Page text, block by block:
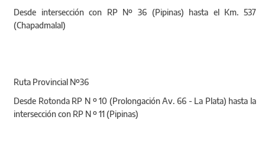
Desde intersección con RP Nº 36 (Pipinas) hasta el Km. 537
(Chapadmalal)
Ruta Provincial Nº36
Desde Rotonda RP N º 10 (Prolongación Av. 66 - La Plata) hasta la
intersección con RP N º 11 (Pipinas)